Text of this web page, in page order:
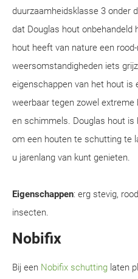
duurzaamheidsklasse 3 onder
dat Douglas hout onbehandeld
hout heeft van nature een
weersomstandigheden iets
eigenschappen van het hout is
weerbaar tegen zowel
en schimmels. Douglas hout
om een houten te schutting te
u jarenlang van kunt genieten.
Eigenschappen: erg stevig,
insecten.
Nobifix
Bij een Nobifix schutting laten